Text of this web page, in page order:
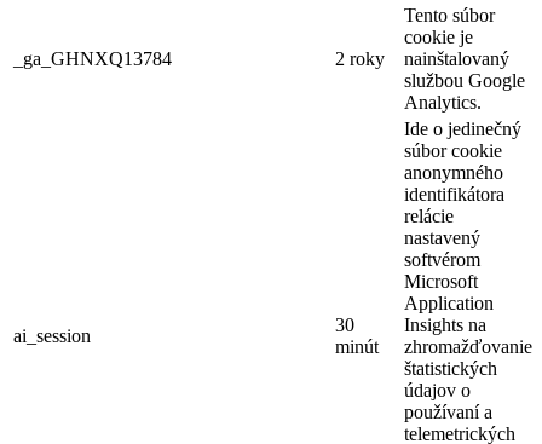
_ga_GHNXQ13784 2 roky
Tento súbor
cookie je
nainštalovaný
službou Google
Analytics.
ai_session
30
minút
Ide o jedinečný
súbor cookie
anonymného
identifikátora
relácie
nastavený
softvérom
Microsoft
Application
Insights na
zhromažďovanie
štatistických
údajov o
používaní a
telemetrických